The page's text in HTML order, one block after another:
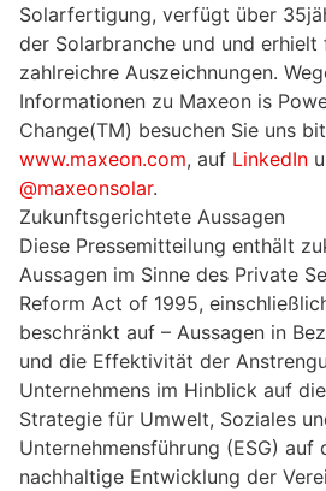
Solarfertigung, verfügt über
der Solarbranche und und erhielt
zahlreichre Auszeichnungen.
Informationen zu Maxeon is
Change(TM) besuchen Sie uns
www.maxeon.com, auf LinkedIn
@maxeonsolar.
Zukunftsgerichtete Aussagen
Diese Pressemitteilung enthält
Aussagen im Sinne des Private
Reform Act of 1995,
beschränkt auf – Aussagen in
und die Effektivität der
Unternehmens im Hinblick auf
Strategie für Umwelt, Soziales
Unternehmensführung (ESG) auf
nachhaltige Entwicklung der